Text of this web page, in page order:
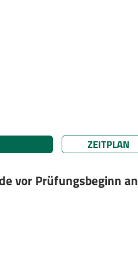
ZEITPLAN
vor Prüfungsbeginn an